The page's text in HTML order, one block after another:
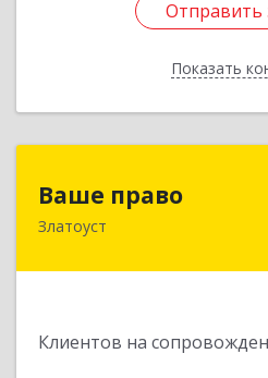
Отправить
Показать
Отправить
Назад
Ваше право
Златоуст
Клиентов на